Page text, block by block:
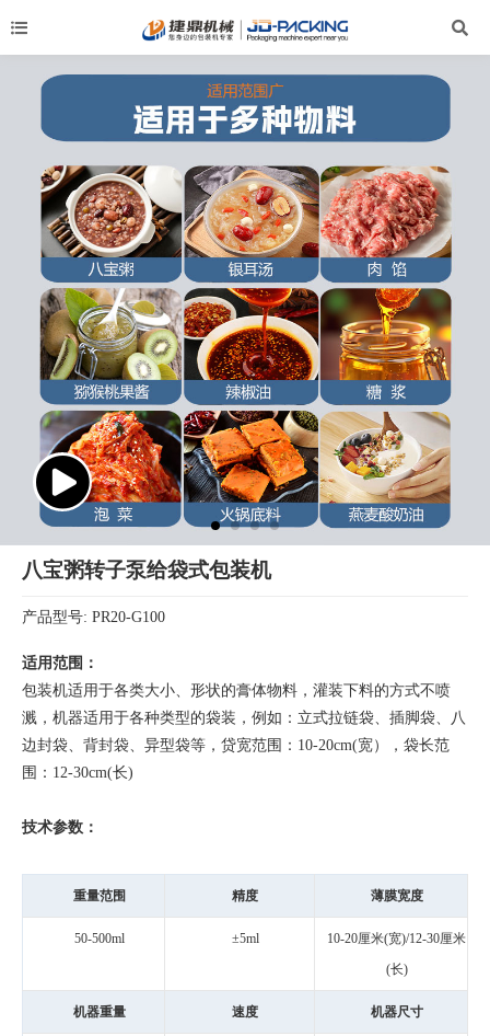
八宝粥转子泵给袋式包装机
产品型号: PR20-G100
适用范围：
包装机适用于各类大小、形状的膏体物料，灌装下料的方式不喷
溅，机器适用于各种类型的袋装，例如：立式拉链袋、插脚袋、八
边封袋、背封袋、异型袋等，贷宽范围：10-20cm(宽），袋长范
围：12-30cm(长)
技术参数：
重量范围 精度 薄膜宽度
50-500ml ±5ml
10-20厘米(宽)/12-30厘米
(长)
机器重量 速度 机器尺寸